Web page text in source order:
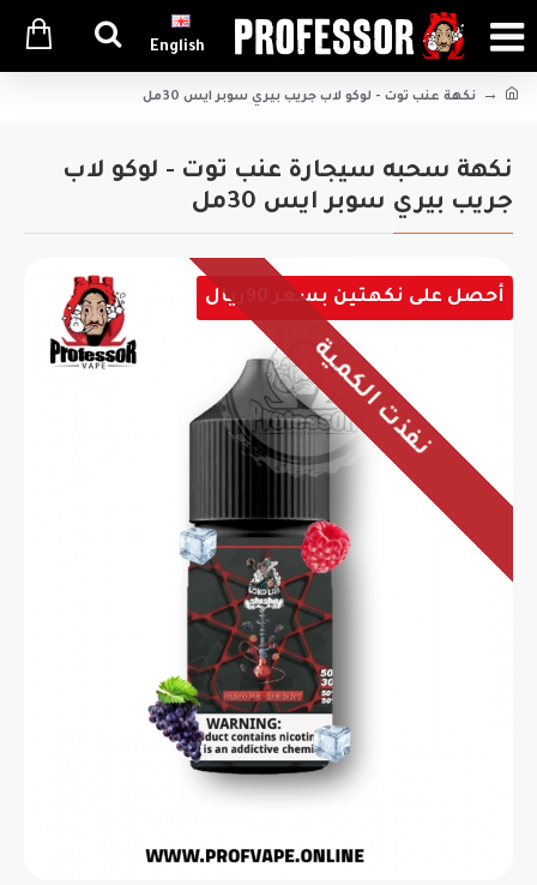
English
نكهة عنب توت - لوكو لاب جريب بيري سوبر ايس 30مل
نكهة سحبه سيجارة عنب توت - لوكو لاب
جريب بيري سوبر ايس 30مل
أحصل على نكهتين بسعر 90ريال
نفذت الكمية